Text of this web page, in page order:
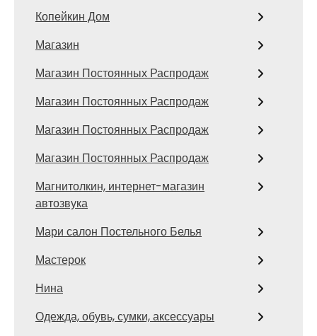
Копейкин Дом
Магазин
Магазин Постоянных Распродаж
Магазин Постоянных Распродаж
Магазин Постоянных Распродаж
Магазин Постоянных Распродаж
Магнитолкин, интернет-магазин
автозвука
Мари салон Постельного Белья
Мастерок
Нина
Одежда, обувь, сумки, аксессуары